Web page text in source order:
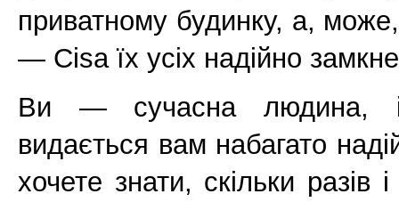
приватному будинку, а,
— Cisa їх усіх надійно замкне
Ви — сучасна людина, і
видається вам набагато
хочете знати, скільки разів